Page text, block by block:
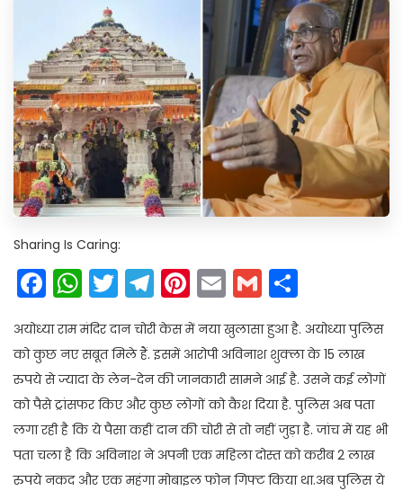
Sharing Is Caring:
Facebook
WhatsApp
Twitter
Telegram
Pinterest
EmailGmail
अयोध्या राम मंदिर दान चोरी केस में नया खुलासा हुआ है. अयोध्या पुलिस
को कुछ नए सबूत मिले हैं. इसमें आरोपी अविनाश शुक्ला के 15 लाख
रुपये से ज्यादा के लेन-देन की जानकारी सामने आई है. उसने कई लोगों
को पैसे ट्रांसफर किए और कुछ लोगों को कैश दिया है. पुलिस अब पता
लगा रही है कि ये पैसा कहीं दान की चोरी से तो नहीं जुड़ा है. जांच में यह भी
पता चला है कि अविनाश ने अपनी एक महिला दोस्त को करीब 2 लाख
रुपये नकद और एक महंगा मोबाइल फोन गिफ्ट किया था.अब पुलिस ये